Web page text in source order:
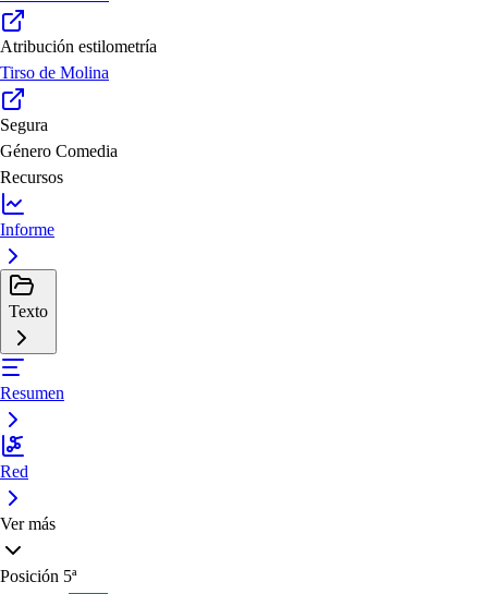
Atribución estilometría
Tirso de Molina
Segura
Género Comedia
Recursos
Informe
Texto
Resumen
Red
Ver más
Posición 5ª